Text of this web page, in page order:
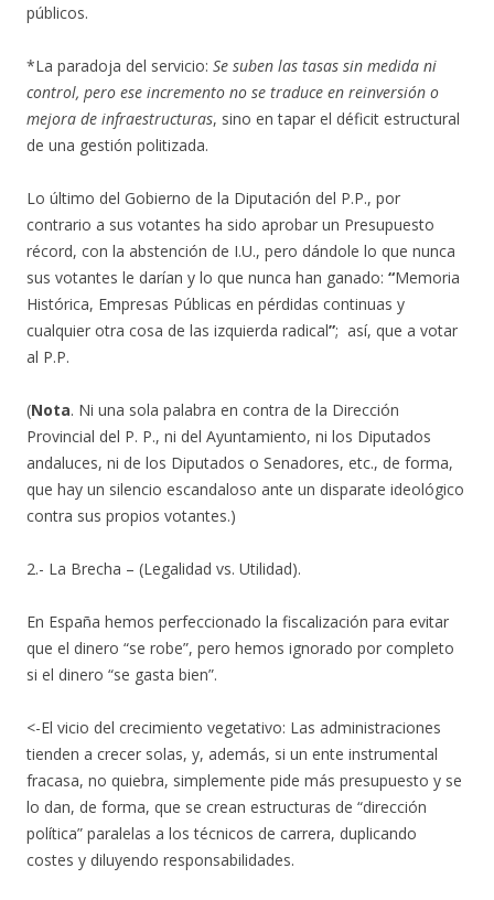
públicos.
*La paradoja del servicio: Se suben las tasas sin medida ni
control, pero ese incremento no se traduce en reinversión o
mejora de infraestructuras, sino en tapar el déficit estructural
de una gestión politizada.
Lo último del Gobierno de la Diputación del P.P., por
contrario a sus votantes ha sido aprobar un Presupuesto
récord, con la abstención de I.U., pero dándole lo que nunca
sus votantes le darían y lo que nunca han ganado: “Memoria
Histórica, Empresas Públicas en pérdidas continuas y
cualquier otra cosa de las izquierda radical”; así, que a votar
al P.P.
(Nota. Ni una sola palabra en contra de la Dirección
Provincial del P. P., ni del Ayuntamiento, ni los Diputados
andaluces, ni de los Diputados o Senadores, etc., de forma,
que hay un silencio escandaloso ante un disparate ideológico
contra sus propios votantes.)
2.- La Brecha – (Legalidad vs. Utilidad).
En España hemos perfeccionado la fiscalización para evitar
que el dinero “se robe”, pero hemos ignorado por completo
si el dinero “se gasta bien”.
<-El vicio del crecimiento vegetativo: Las administraciones
tienden a crecer solas, y, además, si un ente instrumental
fracasa, no quiebra, simplemente pide más presupuesto y se
lo dan, de forma, que se crean estructuras de “dirección
política” paralelas a los técnicos de carrera, duplicando
costes y diluyendo responsabilidades.